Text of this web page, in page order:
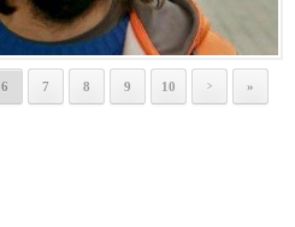
6 7 8 9 10 > »